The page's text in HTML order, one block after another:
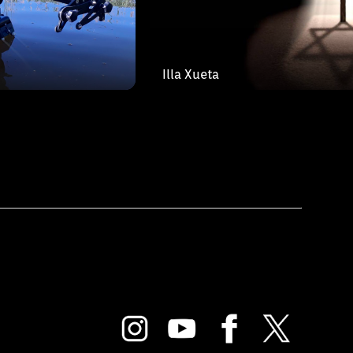
Illa Xueta